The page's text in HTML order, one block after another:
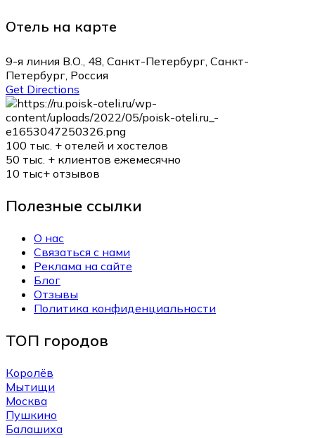
Отель на карте
9-я линия В.О., 48, Санкт-Петербург, Санкт-
Петербург, Россия
Get Directions
100 тыс. + отелей и хостелов
50 тыс. + клиентов ежемесячно
10 тыс+ отзывов
Полезные ссылки
О нас
Связаться с нами
Реклама на сайте
Блог
Отзывы
Политика конфиденциальности
ТОП городов
Королёв
Мытищи
Москва
Пушкино
Балашиха